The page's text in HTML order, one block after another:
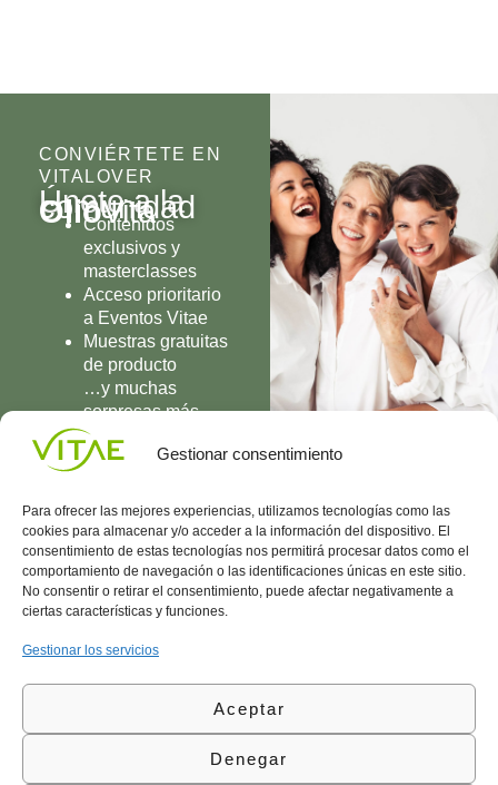
Gestionar consentimiento
Para ofrecer las mejores experiencias, utilizamos tecnologías como las
cookies para almacenar y/o acceder a la información del dispositivo. El
consentimiento de estas tecnologías nos permitirá procesar datos como el
comportamiento de navegación o las identificaciones únicas en este sitio.
No consentir o retirar el consentimiento, puede afectar negativamente a
ciertas características y funciones.
Gestionar los servicios
Aceptar
Denegar
CONVIÉRTETE EN
VITALOVER
Únete a la
comunidad
OlioVita
Contenidos
exclusivos y
masterclasses
Acceso prioritario
a Eventos Vitae
Muestras gratuitas
de producto
…y muchas
sorpresas más
UNIRME
Conocenos
Vitae
l
Área
Política
de
Política
Calidad
(+34)
935